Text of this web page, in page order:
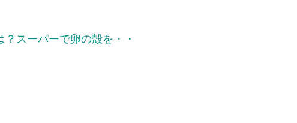
スーパーで卵の殻を・・